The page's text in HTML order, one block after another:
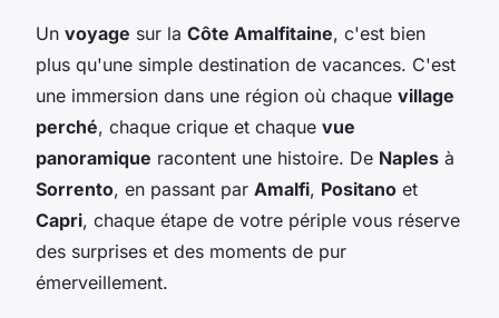
Un voyage sur la Côte Amalfitaine, c'est bien
plus qu'une simple destination de vacances. C'est
une immersion dans une région où chaque village
perché, chaque crique et chaque vue
panoramique racontent une histoire. De Naples à
Sorrento, en passant par Amalfi, Positano et
Capri, chaque étape de votre périple vous réserve
des surprises et des moments de pur
émerveillement.